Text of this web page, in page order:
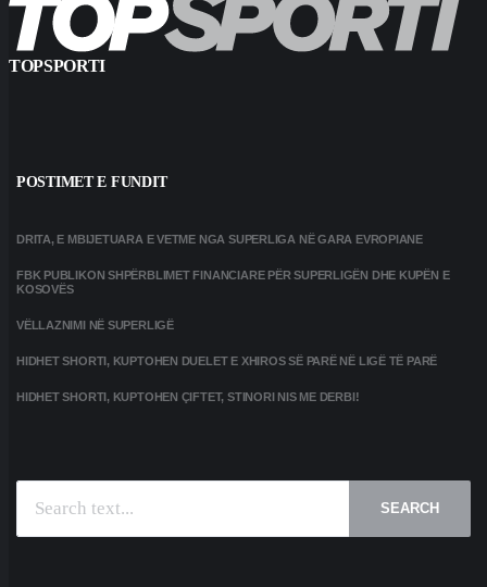
TOPSPORTI
POSTIMET E FUNDIT
DRITA, E MBIJETUARA E VETME NGA SUPERLIGA NË GARA EVROPIANE
FBK PUBLIKON SHPËRBLIMET FINANCIARE PËR SUPERLIGËN DHE KUPËN E
KOSOVËS
VËLLAZNIMI NË SUPERLIGË
HIDHET SHORTI, KUPTOHEN DUELET E XHIROS SË PARË NË LIGË TË PARË
HIDHET SHORTI, KUPTOHEN ÇIFTET, STINORI NIS ME DERBI!
SEARCH